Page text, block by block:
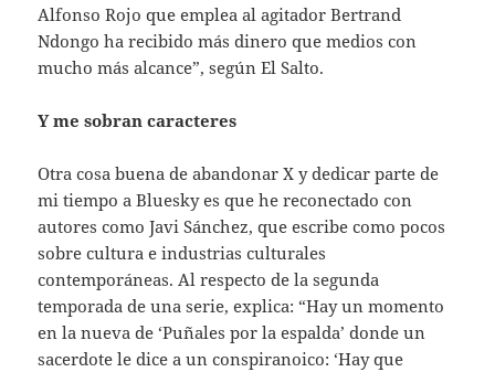
Alfonso Rojo que emplea al agitador Bertrand
Ndongo ha recibido más dinero que medios con
mucho más alcance”, según El Salto.
Y me sobran caracteres
Otra cosa buena de abandonar X y dedicar parte de
mi tiempo a Bluesky es que he reconectado con
autores como Javi Sánchez, que escribe como pocos
sobre cultura e industrias culturales
contemporáneas. Al respecto de la segunda
temporada de una serie, explica: “Hay un momento
en la nueva de ‘Puñales por la espalda’ donde un
sacerdote le dice a un conspiranoico: ‘Hay que